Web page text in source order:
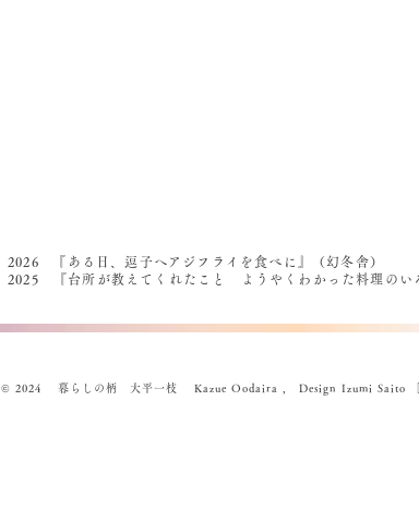
2026 『ある日、逗子へアジフライを食べに』（幻冬舎）
2025 『台所が教えてくれたこと ようやくわかった料理のい
© 2024 暮らしの柄 大平一枝 Kazue Oodaira , Design Izumi Saito